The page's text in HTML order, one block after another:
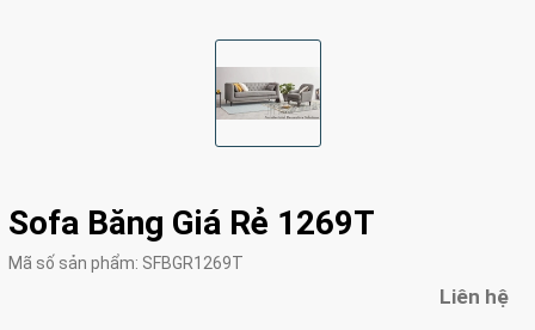
Sofa Băng Giá Rẻ 1269T
Mã số sản phẩm: SFBGR1269T
Liên hệ